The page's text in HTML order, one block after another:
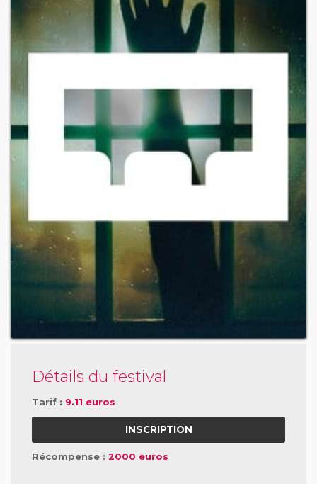
Détails du festival
Tarif : 9.11 euros
INSCRIPTION
Récompense : 2000 euros